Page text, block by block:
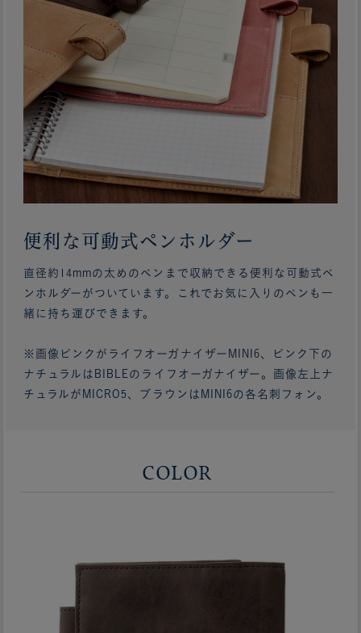
便利な可動式ペンホルダー
直径約14mmの太めのペンまで収納できる便利な可動式ペ
ンホルダーがついています。これでお気に入りのペンも一
緒に持ち運びできます。
※画像ピンクがライフオーガナイザーMINI6、ピンク下の
ナチュラルはBIBLEのライフオーガナイザー。画像左上ナ
チュラルがMICRO5、ブラウンはMINI6の各名刺フォン。
COLOR